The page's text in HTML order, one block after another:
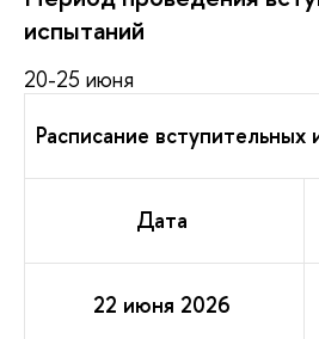
испытаний
20-25 июня
Расписание
Дата
22 июня 2026